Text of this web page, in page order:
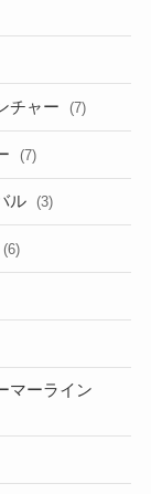
チャー (7)
(7)
ル (3)
(6)
マーライン